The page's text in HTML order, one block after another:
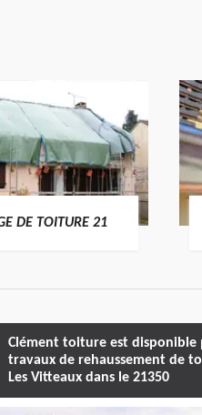
DE TOITURE 21
Clément toiture est disponible
travaux de rehaussement de
Les Vitteaux dans le 21350